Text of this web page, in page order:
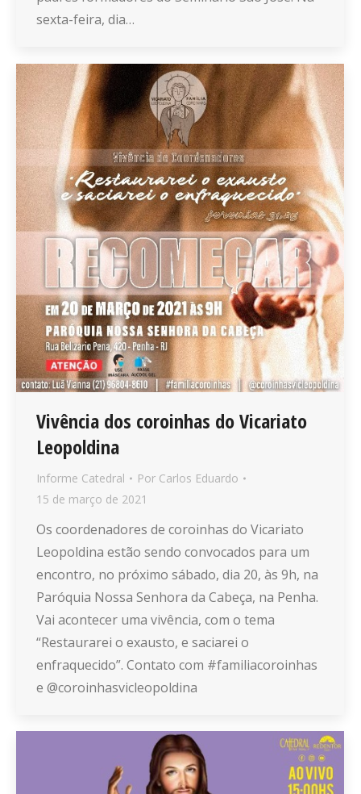
sexta-feira, dia…
Vivência dos coroinhas do Vicariato
Leopoldina
Informe Catedral Por Carlos Eduardo
15 de março de 2021
Os coordenadores de coroinhas do Vicariato
Leopoldina estão sendo convocados para um
encontro, no próximo sábado, dia 20, às 9h, na
Paróquia Nossa Senhora da Cabeça, na Penha.
Vai acontecer uma vivência, com o tema
“Restaurarei o exausto, e saciarei o
enfraquecido”. Contato com #familiacoroinhas
e @coroinhasvicleopoldina